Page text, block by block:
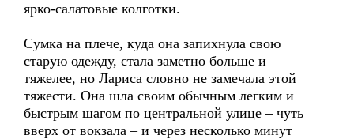
ярко-салатовые колготки.
Сумка на плече, куда она запихнула свою
старую одежду, стала заметно больше и
тяжелее, но Лариса словно не замечала этой
тяжести. Она шла своим обычным легким и
быстрым шагом по центральной улице – чуть
вверх от вокзала – и через несколько минут